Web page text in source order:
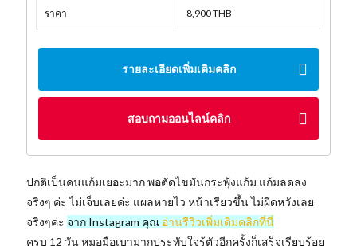
ราคา 8,900 THB
รายละเอียดเพิ่มเติมคลิก
สอบถามออนไลน์คลิก
ปกติเป็นคนแก้มเยอะมาก พอตัดไขมันกระพุ้งแก้ม แก้มลดลง
จริงๆ ค่ะ ไม่เจ็บเลยค่ะ แผลหายไว หน้าเรียวขึ้น ไม่ผิดหวังเลย
จริงๆค่ะ จาก Instagram คุณ อ่านรีวิวเพิ่มเติมคลิกที่นี่
ครบ 12 วัน หมอมือเบามากประทับใจรู้ตัวอีกครั้งก็เสร็จเรียบร้อย